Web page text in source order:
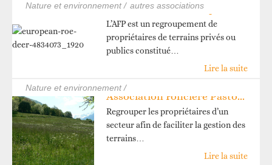
nature et environnement / autres associations
L’AFP est un regroupement de
propriétaires de terrains privés ou
publics constitué…
Lire la suite
nature et environnement /
Association Foncière Pastorale Les Bourguignons
Regrouper les propriétaires d’un
secteur afin de faciliter la gestion des
terrains…
Lire la suite